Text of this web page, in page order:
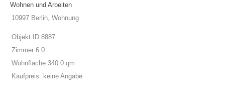
Wohnen und Arbeiten
10997 Berlin, Wohnung
Objekt ID:8887
Zimmer:6.0
Wohnfläche:340.0 qm
Kaufpreis: keine Angabe